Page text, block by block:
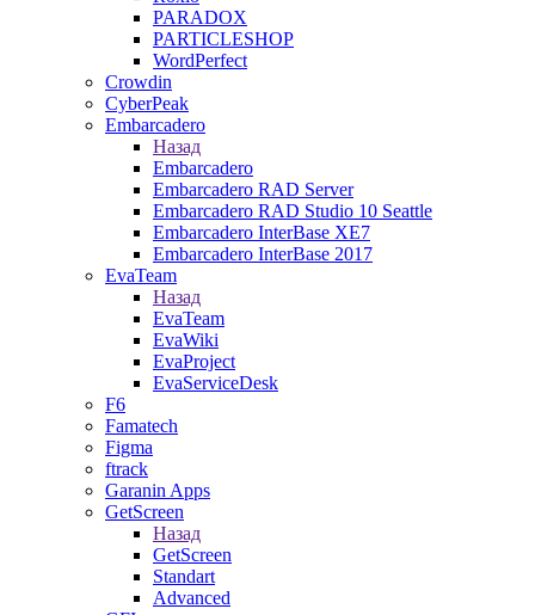
PARADOX
PARTICLESHOP
WordPerfect
Crowdin
CyberPeak
Embarcadero
Назад
Embarcadero
Embarcadero RAD Server
Embarcadero RAD Studio 10 Seattle
Embarcadero InterBase XE7
Embarcadero InterBase 2017
EvaTeam
Назад
EvaTeam
EvaWiki
EvaProject
EvaServiceDesk
F6
Famatech
Figma
ftrack
Garanin Apps
GetScreen
Назад
GetScreen
Standart
Advanced